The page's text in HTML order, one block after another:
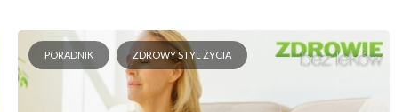
PORADNIK ZDROWY STYL ŻYCIA